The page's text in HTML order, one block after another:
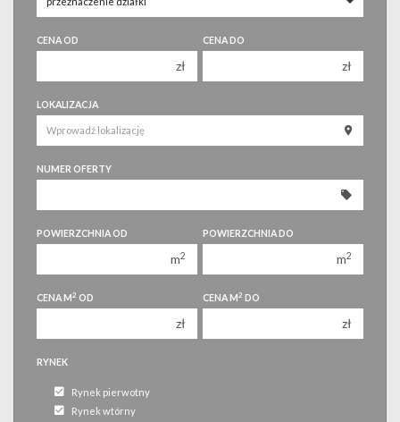
CENA OD
zł
200 000 zł
250 000 zł
300 000 zł
CENA DO
zł
200 000 zł
250 000 zł
LOKALIZACJA
NUMER OFERTY
POWIERZCHNIA OD
m2
POWIERZCHNIA DO
m2
CENA M2 OD
zł
CENA M2 DO
zł
RYNEK
Rynek pierwotny
Rynek wtórny